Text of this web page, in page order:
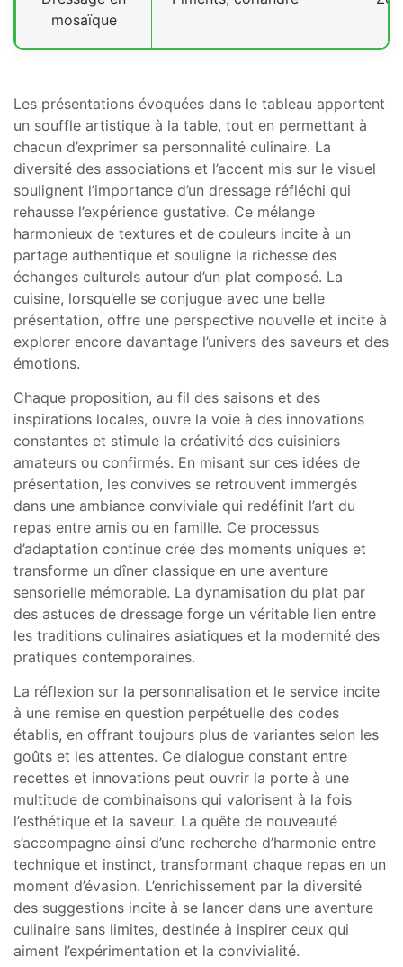
mosaïque
Les présentations évoquées dans le tableau apportent
un souffle artistique à la table, tout en permettant à
chacun d’exprimer sa personnalité culinaire. La
diversité des associations et l’accent mis sur le visuel
soulignent l’importance d’un dressage réfléchi qui
rehausse l’expérience gustative. Ce mélange
harmonieux de textures et de couleurs incite à un
partage authentique et souligne la richesse des
échanges culturels autour d’un plat composé. La
cuisine, lorsqu’elle se conjugue avec une belle
présentation, offre une perspective nouvelle et incite à
explorer encore davantage l’univers des saveurs et des
émotions.
Chaque proposition, au fil des saisons et des
inspirations locales, ouvre la voie à des innovations
constantes et stimule la créativité des cuisiniers
amateurs ou confirmés. En misant sur ces idées de
présentation, les convives se retrouvent immergés
dans une ambiance conviviale qui redéfinit l’art du
repas entre amis ou en famille. Ce processus
d’adaptation continue crée des moments uniques et
transforme un dîner classique en une aventure
sensorielle mémorable. La dynamisation du plat par
des astuces de dressage forge un véritable lien entre
les traditions culinaires asiatiques et la modernité des
pratiques contemporaines.
La réflexion sur la personnalisation et le service incite
à une remise en question perpétuelle des codes
établis, en offrant toujours plus de variantes selon les
goûts et les attentes. Ce dialogue constant entre
recettes et innovations peut ouvrir la porte à une
multitude de combinaisons qui valorisent à la fois
l’esthétique et la saveur. La quête de nouveauté
s’accompagne ainsi d’une recherche d’harmonie entre
technique et instinct, transformant chaque repas en un
moment d’évasion. L’enrichissement par la diversité
des suggestions incite à se lancer dans une aventure
culinaire sans limites, destinée à inspirer ceux qui
aiment l’expérimentation et la convivialité.